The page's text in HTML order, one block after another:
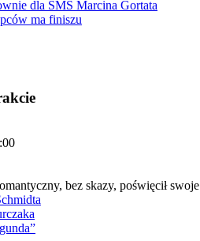
dla SMS Marcina Gortata
ma finiszu
bez skazy, poświęcił swoje